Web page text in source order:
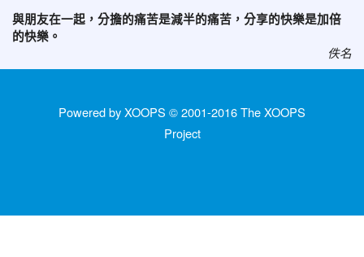
與朋友在一起，分擔的痛苦是減半的痛苦，分享的快樂是加倍
的快樂。
佚名
Powered by XOOPS © 2001-2016The XOOPS
Project